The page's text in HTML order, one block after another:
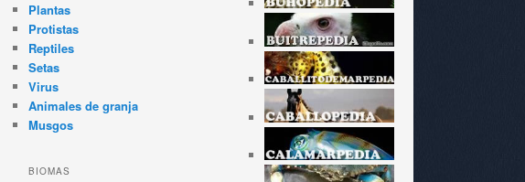
Plantas
Protistas
Reptiles
Setas
Virus
Animales de granja
Musgos
BIOMAS